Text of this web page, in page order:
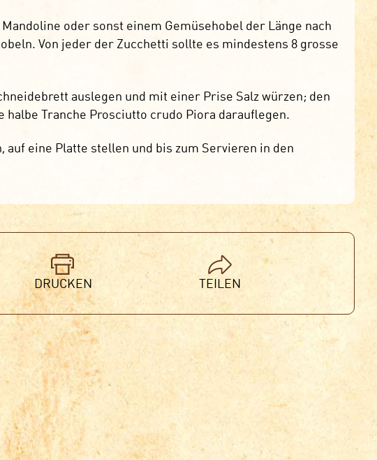
oder sonst einem Gemüsehobel der Länge nach
Von jeder der Zucchetti sollte es mindestens 8 grosse
auslegen und mit einer Prise Salz würzen; den
halbe Tranche Prosciutto crudo Piora darauflegen.
auf eine Platte stellen und bis zum Servieren in den
DRUCKEN TEILEN